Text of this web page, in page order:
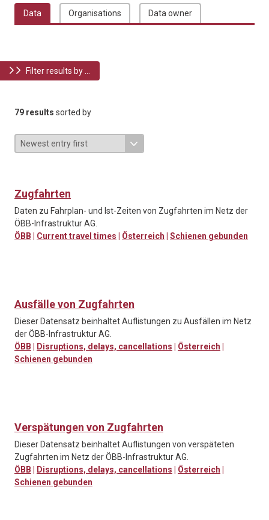
Data Organisations Data owner
Filter results by ...
79 results sorted by
Zugfahrten
Daten zu Fahrplan- und Ist-Zeiten von Zugfahrten im Netz der
ÖBB-Infrastruktur AG.
ÖBB
Current travel times Österreich Schienen gebunden
Ausfälle von Zugfahrten
Dieser Datensatz beinhaltet Auflistungen zu Ausfällen im Netz
der ÖBB-Infrastruktur AG.
ÖBB
Disruptions, delays, cancellations Österreich
Schienen gebunden
Verspätungen von Zugfahrten
Dieser Datensatz beinhaltet Auflistungen von verspäteten
Zugfahrten im Netz der ÖBB-Infrastruktur AG.
ÖBB
Disruptions, delays, cancellations Österreich
Schienen gebunden